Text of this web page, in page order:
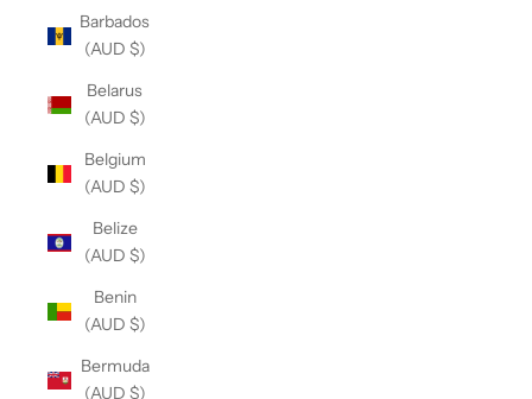
Barbados
(AUD $)
Belarus
(AUD $)
Belgium
(AUD $)
Belize
(AUD $)
Benin
(AUD $)
Bermuda
(AUD $)